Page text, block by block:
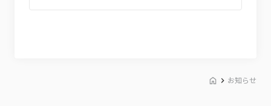
お知らせ